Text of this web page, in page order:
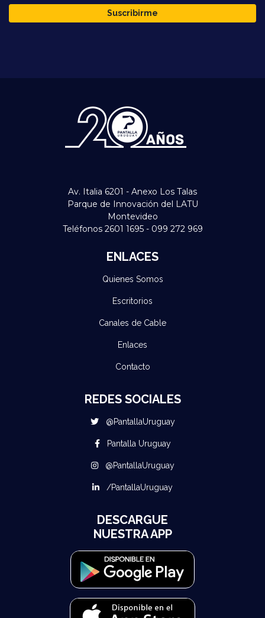
Suscribirme
Av. Italia 6201 - Anexo Los Talas
Parque de Innovación del LATU
Montevideo
Teléfonos 2601 1695 - 099 272 969
ENLACES
Quienes Somos
Escritorios
Canales de Cable
Enlaces
Contacto
REDES SOCIALES
@PantallaUruguay
Pantalla Uruguay
@PantallaUruguay
/PantallaUruguay
DESCARGUE
NUESTRA APP